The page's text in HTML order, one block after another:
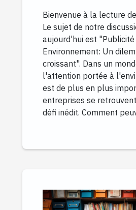
Bienvenue à la lecture
Le sujet de notre
aujourd'hui est
Environnement: Un
croissant". Dans un
l'attention portée à
est de plus en plus
entreprises se
défi inédit. Comment